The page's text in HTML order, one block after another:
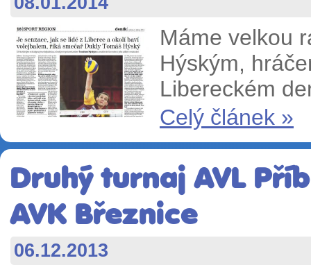
Máme velkou
Hýským,
Libereckém
Celý článek »
Druhý turnaj AVL
AVK Březnice
06.12.2013